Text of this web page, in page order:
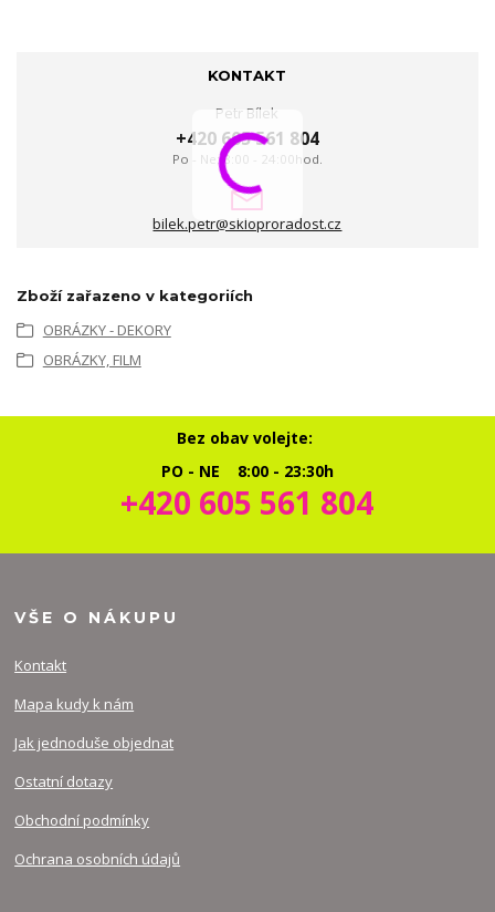
KONTAKT
Petr Bílek
+420 605 561 804
Po - Ne: 8:00 - 24:00hod.
bilek.petr@skloproradost.cz
Zboží zařazeno v kategoriích
OBRÁZKY - DEKORY
OBRÁZKY, FILM
Bez obav volejte:
PO - NE 8:00 - 23:30h
+420 605 561 804
VŠE O NÁKUPU
Kontakt
Mapa kudy k nám
Jak jednoduše objednat
Ostatní dotazy
Obchodní podmínky
Ochrana osobních údajů